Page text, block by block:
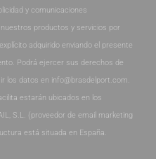
y comunicaciones
productos y servicios por
adquirido enviando el presente
Podrá ejercer sus derechos de
los datos en info@brasdelport.com.
estarán ubicados en los
S.L. (proveedor de email marketing
está situada en España.